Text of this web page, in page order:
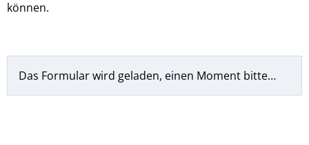
können.
Das Formular wird geladen, einen Moment bitte…